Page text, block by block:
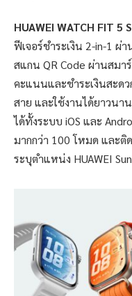
HUAWEI WATCH FIT 5
ฟีเจอร์ชำระเงิน 2-in-1 ผ่
สแกน QR Code ผ่านสมา
คะแนนและชำระเงินสะด
สาย และใช้งานได้ยาวนา
ได้ทั้งระบบ iOS และ
มากกว่า 100 โหมด และ
ระบุตำแหน่ง HUAWEI